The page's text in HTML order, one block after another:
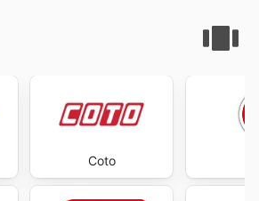
Coto